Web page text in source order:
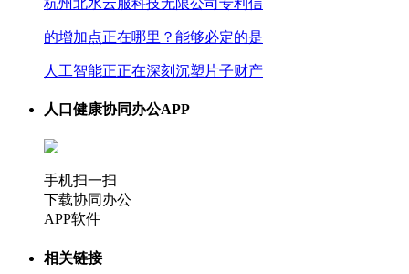
杭州北水云服科技无限公司专利信
的增加点正在哪里？能够必定的是
人工智能正正在深刻沉塑片子财产
人口健康协同办公APP
手机扫一扫
下载协同办公
APP软件
相关链接